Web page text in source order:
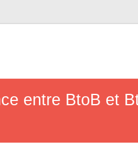
entre BtoB et